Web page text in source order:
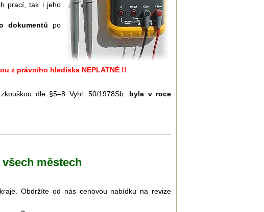
prací, tak i jeho
dokumentů po
z právního hlediska NEPLATNÉ !!
dle §5–8 Vyhl. 50/1978Sb. byla v roce
městech
Obdržíte od nás cenovou nabídku na revize